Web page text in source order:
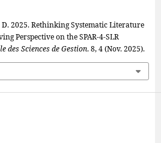
D. 2025. Rethinking Systematic Literature
Perspective on the SPAR-4-SLR
des Sciences de Gestion. 8, 4 (Nov. 2025).